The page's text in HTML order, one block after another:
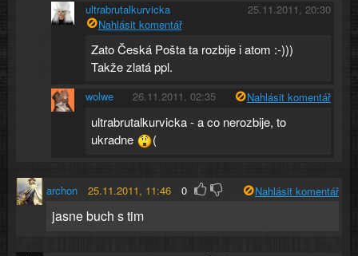
ultrabrutalkurvicka
25.11.2011, 20:30
Nahlásit komentář
Zato Česká Pošta ta rozbije i atom :-)))
Takže zlatá ppl.
wolwe 26.11.2011, 02:35 Nahlásit komentář
ultrabrutalkurvicka - a co nerozbije, to
ukradne
(
archon 25.11.2011, 11:46 0 Nahlásit komentář
jasne buch s tim